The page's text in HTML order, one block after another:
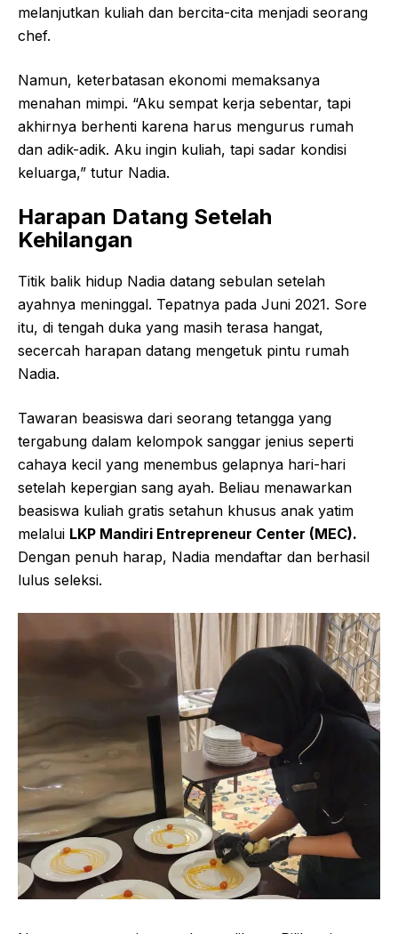
melanjutkan kuliah dan bercita-cita menjadi seorang
chef.
Namun, keterbatasan ekonomi memaksanya
menahan mimpi. “Aku sempat kerja sebentar, tapi
akhirnya berhenti karena harus mengurus rumah
dan adik-adik. Aku ingin kuliah, tapi sadar kondisi
keluarga,” tutur Nadia.
Harapan Datang Setelah
Kehilangan
Titik balik hidup Nadia datang sebulan setelah
ayahnya meninggal. Tepatnya pada Juni 2021. Sore
itu, di tengah duka yang masih terasa hangat,
secercah harapan datang mengetuk pintu rumah
Nadia.
Tawaran beasiswa dari seorang tetangga yang
tergabung dalam kelompok sanggar jenius seperti
cahaya kecil yang menembus gelapnya hari-hari
setelah kepergian sang ayah. Beliau menawarkan
beasiswa kuliah gratis setahun khusus anak yatim
melalui LKP Mandiri Entrepreneur Center (MEC).
Dengan penuh harap, Nadia mendaftar dan berhasil
lulus seleksi.